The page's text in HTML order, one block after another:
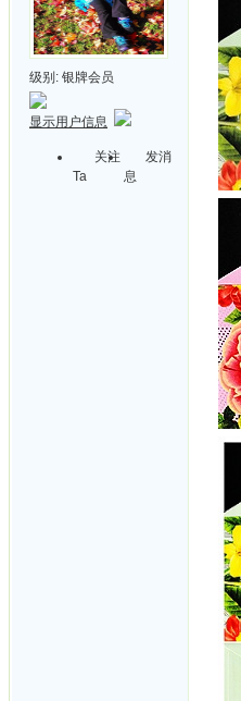
级别: 银牌会员
显示用户信息
关注
Ta
发消
息